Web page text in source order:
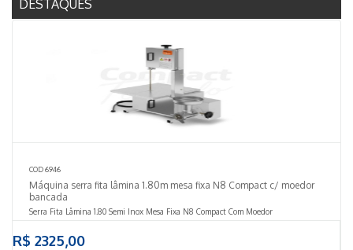
DESTAQUES
COD 6946
Máquina serra fita lâmina 1.80m mesa fixa N8 Compact c/ moedor
bancada
Serra Fita Lâmina 1.80 Semi Inox Mesa Fixa N8 Compact Com Moedor
R$ 2325,00